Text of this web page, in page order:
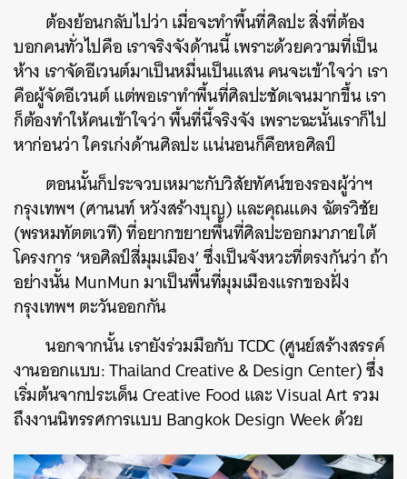
ต้องย้อนกลับไปว่า เมื่อจะทำพื้นที่ศิลปะ สิ่งที่ต้อง
บอกคนทั่วไปคือ เราจริงจังด้านนี้ เพราะด้วยความที่เป็น
ห้าง เราจัดอีเวนต์มาเป็นหมื่นเป็นแสน คนจะเข้าใจว่า เรา
คือผู้จัดอีเวนต์ แต่พอเราทำพื้นที่ศิลปะชัดเจนมากขึ้น เรา
ก็ต้องทำให้คนเข้าใจว่า พื้นที่นี้จริงจัง เพราะฉะนั้นเราก็ไป
หาก่อนว่า ใครเก่งด้านศิลปะ แน่นอนก็คือหอศิลป์
ตอนนั้นก็ประจวบเหมาะกับวิสัยทัศน์ของรองผู้ว่าฯ
กรุงเทพฯ (ศานนท์ หวังสร้างบุญ) และคุณแดง ฉัตรวิชัย
(พรหมทัตตเวที) ที่อยากขยายพื้นที่ศิลปะออกมาภายใต้
โครงการ ‘หอศิลป์สี่มุมเมือง’ ซึ่งเป็นจังหวะที่ตรงกันว่า ถ้า
อย่างนั้น MunMun มาเป็นพื้นที่มุมเมืองแรกของฝั่ง
กรุงเทพฯ ตะวันออกกัน
นอกจากนั้น เรายังร่วมมือกับ TCDC (ศูนย์สร้างสรรค์
งานออกแบบ: Thailand Creative & Design Center) ซึ่ง
เริ่มต้นจากประเด็น Creative Food และ Visual Art รวม
ถึงงานนิทรรศการแบบ Bangkok Design Week ด้วย